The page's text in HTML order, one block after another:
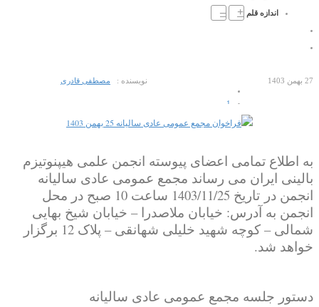
اندازه قلم +
–
27 بهمن 1403
1
2
4
نویسنده : مصطفی قادری
به اطلاع تمامی اعضای پیوسته انجمن علمی هیپنوتیزم
بالینی ایران می رساند مجمع عمومی عادی سالیانه
انجمن در تاریخ 1403/11/25 ساعت 10 صبح در محل
انجمن به آدرس: خیابان ملاصدرا – خیابان شیخ بهایی
شمالی – کوچه شهید خلیلی شهانقی – پلاک 12 برگزار
خواهد شد.
دستور جلسه مجمع عمومی عادی سالیانه